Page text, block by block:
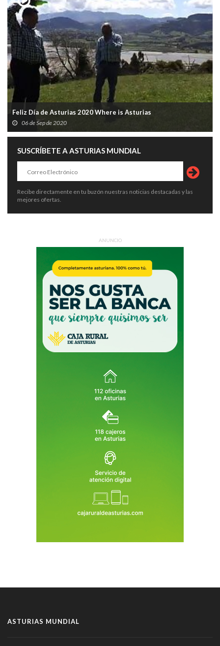
Feliz Día de Asturias 2020 Where is Asturias
06 de Sep de 2020
SUSCRÍBETE A ASTURIAS MUNDIAL
Recibe directamente en tu buzón nuestras noticias destacadas y las
mejores ofertas.
ANUNCIO
ASTURIAS MUNDIAL